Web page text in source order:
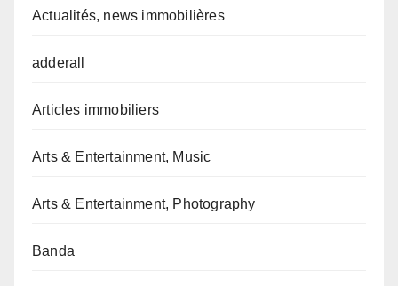
Actualités, news immobilières
adderall
Articles immobiliers
Arts & Entertainment, Music
Arts & Entertainment, Photography
Banda